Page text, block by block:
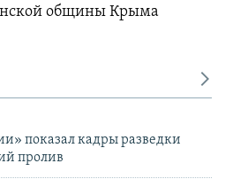
общины Крыма
показал кадры разведки
пролив